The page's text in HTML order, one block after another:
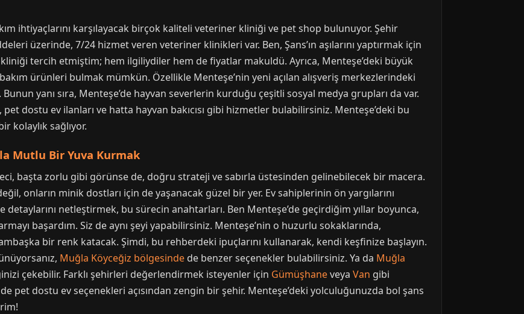
ihtiyaçlarını karşılayacak birçok kaliteli veteriner kliniği ve pet shop bulunuyor. Şehir
üzerinde, 7/24 hizmet veren veteriner klinikleri var. Ben, Şans’ın aşılarını yaptırmak için
tercih etmiştim; hem ilgiliydiler hem de fiyatlar makuldü. Ayrıca, Menteşe’deki büyük
ürünleri bulmak mümkün. Özellikle Menteşe’nin yeni açılan alışveriş merkezlerindeki
yanı sıra, Menteşe’de hayvan severlerin kurduğu çeşitli sosyal medya grupları da var.
dostu ev ilanları ve hatta hayvan bakıcısı gibi hizmetler bulabilirsiniz. Menteşe’deki bu
kolaylık sağlıyor.
Mutlu Bir Yuva Kurmak
başta zorlu gibi görünse de, doğru strateji ve sabırla üstesinden gelinebilecek bir macera.
onların minik dostları için de yaşanacak güzel bir yer. Ev sahiplerinin ön yargılarını
netleştirmek, bu sürecin anahtarları. Ben Menteşe’de geçirdiğim yıllar boyunca,
başardım. Siz de aynı şeyi yapabilirsiniz. Menteşe’nin o huzurlu sokaklarında,
bir renk katacak. Şimdi, bu rehberdeki ipuçlarını kullanarak, kendi keşfinize başlayın.
Muğla Köyceğiz bölgesinde de benzer seçenekler bulabilirsiniz. Ya da Muğla
çekebilir. Farklı şehirleri değerlendirmek isteyenler için Gümüşhaneveya Van gibi
de pet dostu ev seçenekleri açısından zengin bir şehir. Menteşe’deki yolculuğunuzda bol şans